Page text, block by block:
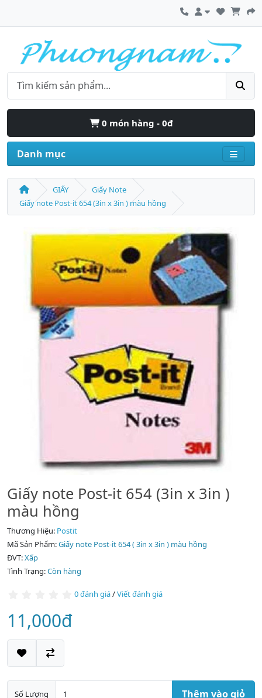
0 món hàng - 0đ
Danh mục
GIẤY
Giấy Note
Giấy note Post-it 654 (3in x 3in ) màu hồng
Giấy note Post-it 654 (3in x 3in )
màu hồng
Thương Hiệu: Postit
Mã Sản Phẩm:Giấy note Post-it 654 ( 3in x 3in ) màu hồng
ĐVT:Xấp
Tình Trạng:Còn hàng
0 đánh giá/Viết đánh giá
11,000đ
Số Lượng Thêm vào giỏ